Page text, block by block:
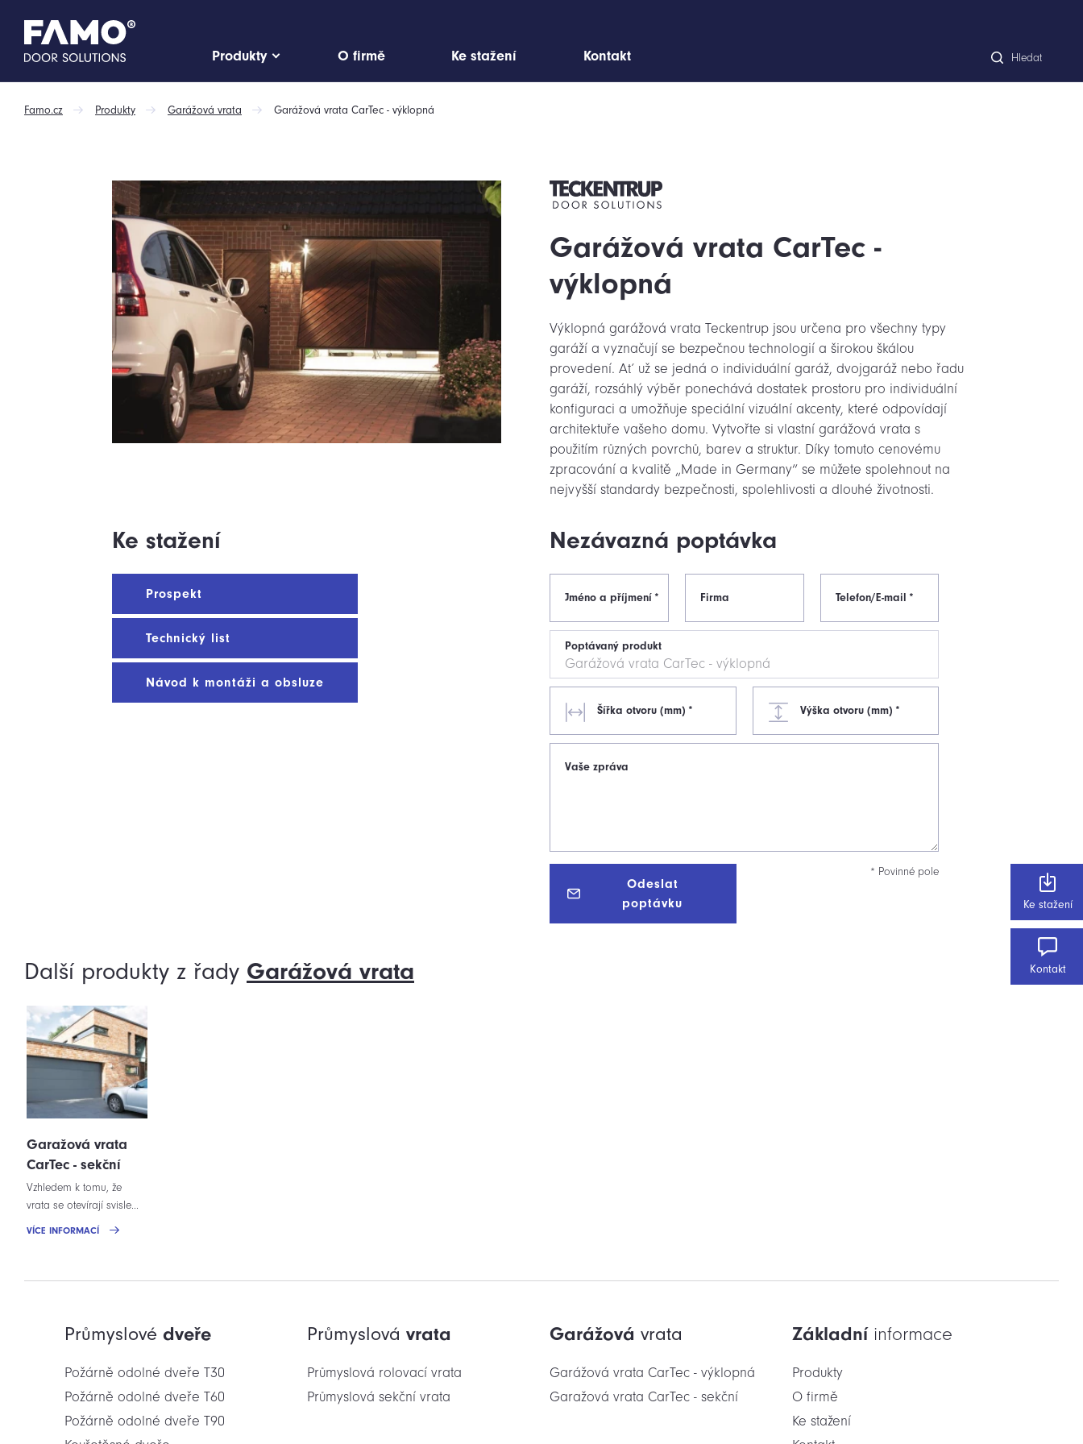
Produkty O firmě Ke stažení Kontakt Hledat
Ke stažení
Kontakt
Famo.cz Produkty Garážová vrata Garážová vrata CarTec - výklopná
Garážová vrata CarTec -
výklopná
Výklopná garážová vrata Teckentrup jsou určena pro všechny typy
garáží a vyznačují se bezpečnou technologií a širokou škálou
provedení. Ať už se jedná o individuální garáž, dvojgaráž nebo řadu
garáží, rozsáhlý výběr ponechává dostatek prostoru pro individuální
konfiguraci a umožňuje speciální vizuální akcenty, které odpovídají
architektuře vašeho domu. Vytvořte si vlastní garážová vrata s
použitím různých povrchů, barev a struktur. Díky tomuto cenovému
zpracování a kvalitě „Made in Germany“ se můžete spolehnout na
nejvyšší standardy bezpečnosti, spolehlivosti a dlouhé životnosti.
Ke stažení
Prospekt
Technický list
Návod k montáži a obsluze
Nezávazná poptávka
Jméno a příjmení * Firma Telefon/E-mail *
Poptávaný produkt
Šířka otvoru (mm) * Výška otvoru (mm) *
Vaše zpráva
Odeslat
poptávku
* Povinné pole
Další produkty z řady Garážová vrata
Garažová vrata
CarTec - sekční
Vzhledem k tomu, že
vrata se otevírají svisle...
VÍCE INFORMACÍ
Průmyslové dveře
Požárně odolné dveře T30
Požárně odolné dveře T60
Požárně odolné dveře T90
Průmyslová vrata
Průmyslová rolovací vrata
Průmyslová sekční vrata
Garážová vrata
Garážová vrata CarTec - výklopná
Garažová vrata CarTec - sekční
Základní informace
Produkty
O firmě
Ke stažení